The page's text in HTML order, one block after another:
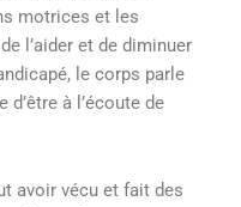
motrices et les
l’aider et de diminuer
le corps parle
à l’écoute de
avoir vécu et fait des